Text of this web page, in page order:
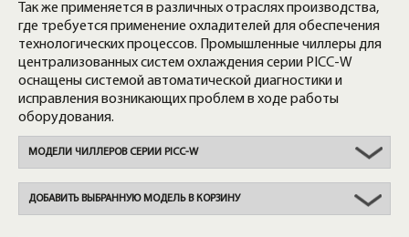
МОДЕЛИ ЧИЛЛЕРОВ СЕРИИ PICC-W
Так же применяется в различных отраслях производства,
где требуется применение охладителей для обеспечения
технологических процессов. Промышленные чиллеры для
централизованных систем охлаждения серии PICС-W
оснащены системой автоматической диагностики и
исправления возникающих проблем в ходе работы
оборудования.
ДОБАВИТЬ ВЫБРАННУЮ МОДЕЛЬ В КОРЗИНУ